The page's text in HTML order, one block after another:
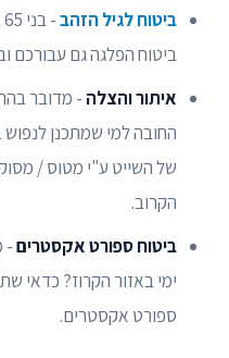
ביטוח לגיל הזהב
ביטוח הפלגה גם עבורכם
איתור והצלה - מדובר
החובה למי שמתכנן לנפוש
של השייט ע"י מטוס /
הקרוב.
ביטוח ספורט אקסטרים-
ימי באזור הקרוז? כדאי
ספורט אקסטרים.